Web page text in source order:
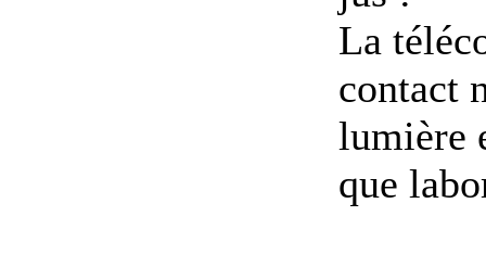
La
contact
lumière
que